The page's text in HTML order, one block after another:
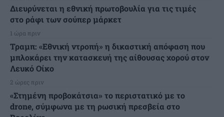
Διευρύνεται η εθνική πρωτοβουλία για τις τιμές
στο ράφι των σούπερ μάρκετ
1 ώρα πριν
Τραμπ: «Εθνική ντροπή» η δικαστική απόφαση που
μπλοκάρει την κατασκευή της αίθουσας χορού στον
Λευκό Οίκο
2 ώρες πριν
«Στημένη προβοκάτσια» το περιστατικό με το
drone, σύμφωνα με τη ρωσική πρεσβεία στο